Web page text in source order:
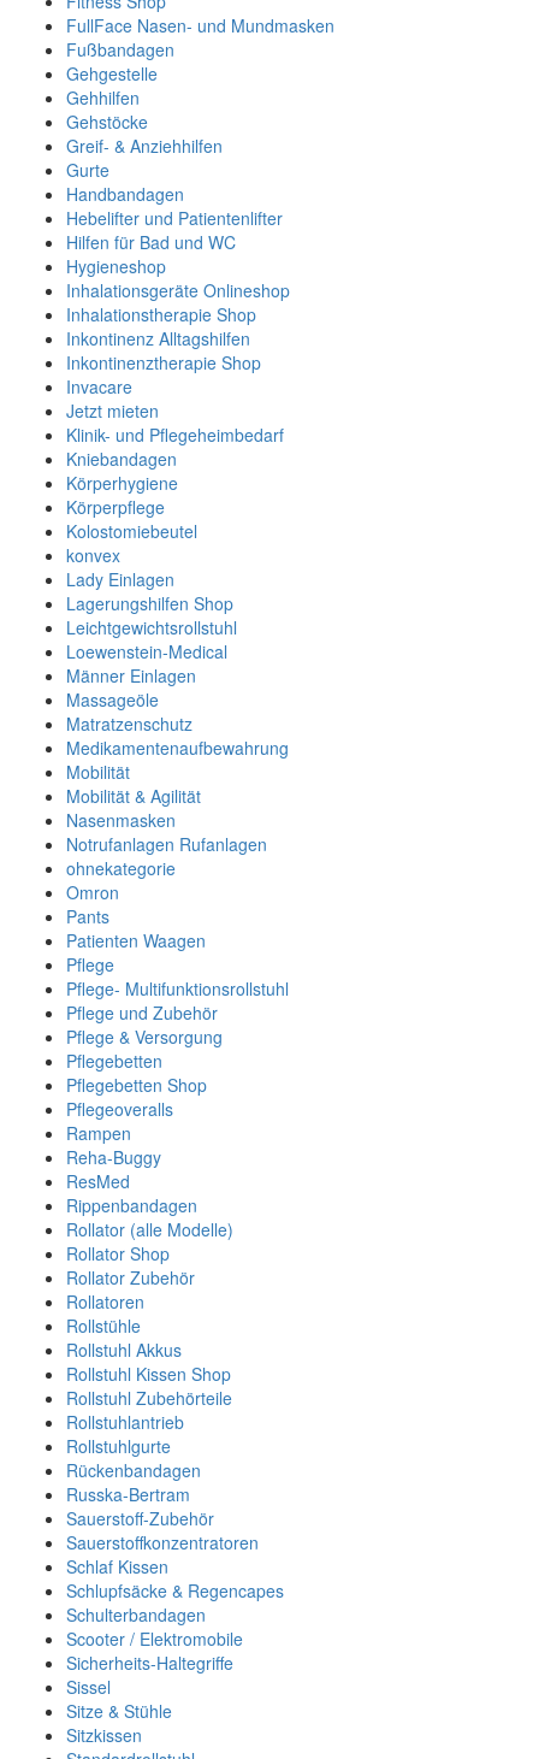
FullFace Nasen- und Mundmasken
Fußbandagen
Gehgestelle
Gehhilfen
Gehstöcke
Greif- & Anziehhilfen
Gurte
Handbandagen
Hebelifter und Patientenlifter
Hilfen für Bad und WC
Hygieneshop
Inhalationsgeräte Onlineshop
Inhalationstherapie Shop
Inkontinenz Alltagshilfen
Inkontinenztherapie Shop
Invacare
Jetzt mieten
Klinik- und Pflegeheimbedarf
Kniebandagen
Körperhygiene
Körperpflege
Kolostomiebeutel
konvex
Lady Einlagen
Lagerungshilfen Shop
Leichtgewichtsrollstuhl
Loewenstein-Medical
Männer Einlagen
Massageöle
Matratzenschutz
Medikamentenaufbewahrung
Mobilität
Mobilität & Agilität
Nasenmasken
Notrufanlagen Rufanlagen
ohnekategorie
Omron
Pants
Patienten Waagen
Pflege
Pflege- Multifunktionsrollstuhl
Pflege und Zubehör
Pflege & Versorgung
Pflegebetten
Pflegebetten Shop
Pflegeoveralls
Rampen
Reha-Buggy
ResMed
Rippenbandagen
Rollator (alle Modelle)
Rollator Shop
Rollator Zubehör
Rollatoren
Rollstühle
Rollstuhl Akkus
Rollstuhl Kissen Shop
Rollstuhl Zubehörteile
Rollstuhlantrieb
Rollstuhlgurte
Rückenbandagen
Russka-Bertram
Sauerstoff-Zubehör
Sauerstoffkonzentratoren
Schlaf Kissen
Schlupfsäcke & Regencapes
Schulterbandagen
Scooter / Elektromobile
Sicherheits-Haltegriffe
Sissel
Sitze & Stühle
Sitzkissen